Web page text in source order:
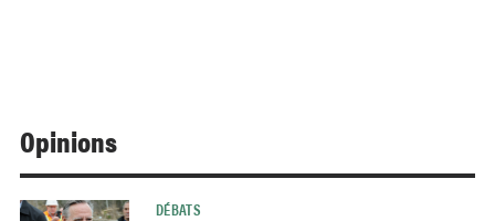
Opinions
DÉBATS